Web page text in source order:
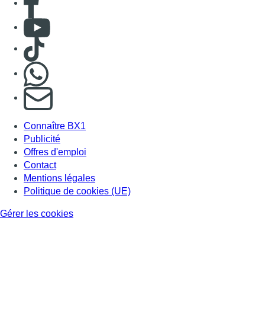
Consulter Youtube
Consulter TikTok
S'abonner à notre newsletter
Connaître BX1
Publicité
Offres d'emploi
Contact
Mentions légales
Politique de cookies (UE)
Gérer les cookies